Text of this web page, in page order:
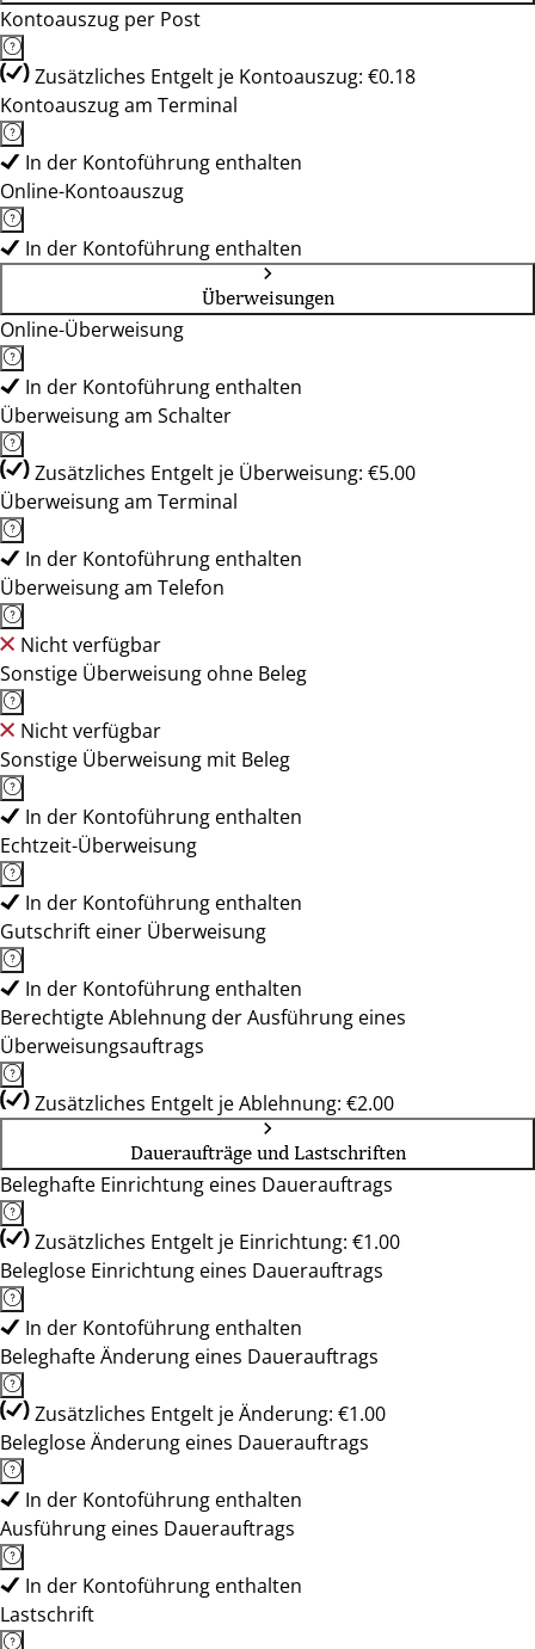
Kontoauszug per Post
Zusätzliches Entgelt je Kontoauszug: €0.18
Kontoauszug am Terminal
In der Kontoführung enthalten
Online-Kontoauszug
In der Kontoführung enthalten
Überweisungen
Online-Überweisung
In der Kontoführung enthalten
Überweisung am Schalter
Zusätzliches Entgelt je Überweisung: €5.00
Überweisung am Terminal
In der Kontoführung enthalten
Überweisung am Telefon
Nicht verfügbar
Sonstige Überweisung ohne Beleg
Nicht verfügbar
Sonstige Überweisung mit Beleg
In der Kontoführung enthalten
Echtzeit-Überweisung
In der Kontoführung enthalten
Gutschrift einer Überweisung
In der Kontoführung enthalten
Berechtigte Ablehnung der Ausführung eines
Überweisungsauftrags
Zusätzliches Entgelt je Ablehnung: €2.00
Daueraufträge und Lastschriften
Beleghafte Einrichtung eines Dauerauftrags
Zusätzliches Entgelt je Einrichtung: €1.00
Beleglose Einrichtung eines Dauerauftrags
In der Kontoführung enthalten
Beleghafte Änderung eines Dauerauftrags
Zusätzliches Entgelt je Änderung: €1.00
Beleglose Änderung eines Dauerauftrags
In der Kontoführung enthalten
Ausführung eines Dauerauftrags
In der Kontoführung enthalten
Lastschrift